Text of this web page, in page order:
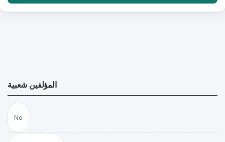
المؤلفين شعبية
No